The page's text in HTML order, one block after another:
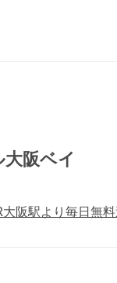
阪ベイ
大阪駅より毎日無